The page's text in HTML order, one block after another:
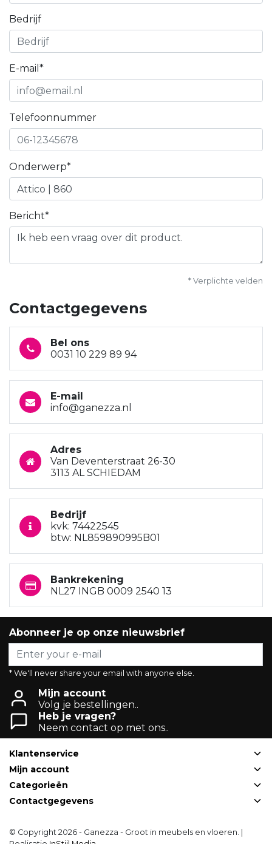
Bedrijf
E-mail*
Telefoonnummer
Onderwerp*
Bericht*
* Verplichte velden
Contactgegevens
Bel ons
0031 10 229 89 94
E-mail
info@ganezza.nl
Adres
Van Deventerstraat 26-30
3113 AL SCHIEDAM
Bedrijf
kvk: 74422545
btw: NL859890995B01
Bankrekening
NL27 INGB 0009 2540 13
Abonneer je op onze nieuwsbrief
* We'll never share your email with anyone else.
Mijn account
Volg je bestellingen..
Heb je vragen?
Neem contact op met ons..
Klantenservice
Mijn account
Categorieën
Contactgegevens
© Copyright 2026 - Ganezza - Groot in meubels en vloeren. |